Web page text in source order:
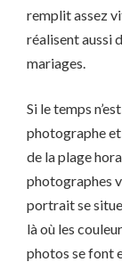
remplit assez
réalisent aussi
mariages.
Si le temps
photographe et
de la plage
photographes
portrait se
là où les
photos se font